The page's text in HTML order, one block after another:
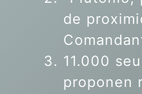
de
11.000
proponen